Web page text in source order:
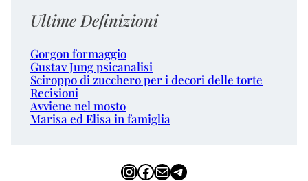
Ultime Definizioni
Gorgon formaggio
Gustav Jung psicanalisi
Sciroppo di zucchero per i decori delle torte
Recisioni
Avviene nel mosto
Marisa ed Elisa in famiglia
InstagramFacebook Email Telegram